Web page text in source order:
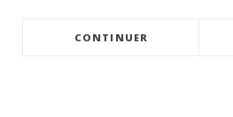
CONTINUER